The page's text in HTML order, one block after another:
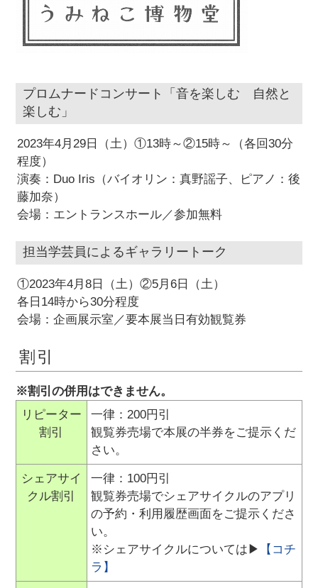
プロムナードコンサート「音を楽しむ 自然と
楽しむ」
2023年4月29日（土）①13時～②15時～（各回30分
程度）
演奏：Duo Iris（バイオリン：真野謡子、ピアノ：後
藤加奈）
会場：エントランスホール／参加無料
担当学芸員によるギャラリートーク
①2023年4月8日（土）②5月6日（土）
各日14時から30分程度
会場：企画展示室／要本展当日有効観覧券
割引
※割引の併用はできません。
リピーター
割引
一律：200円引
観覧券売場で本展の半券をご提示くだ
さい。
シェアサイ
クル割引
一律：100円引
観覧券売場でシェアサイクルのアプリ
の予約・利用履歴画面をご提示くださ
い。
※シェアサイクルについては▶
【コチ
ラ】